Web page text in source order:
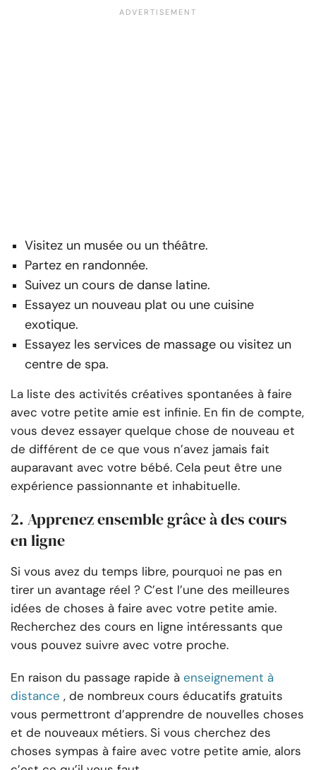
Visitez un musée ou un théâtre.
Partez en randonnée.
Suivez un cours de danse latine.
Essayez un nouveau plat ou une cuisine
exotique.
Essayez les services de massage ou visitez un
centre de spa.
La liste des activités créatives spontanées à faire
avec votre petite amie est infinie. En fin de compte,
vous devez essayer quelque chose de nouveau et
de différent de ce que vous n’avez jamais fait
auparavant avec votre bébé. Cela peut être une
expérience passionnante et inhabituelle.
2. Apprenez ensemble grâce à des cours
en ligne
Si vous avez du temps libre, pourquoi ne pas en
tirer un avantage réel ? C’est l’une des meilleures
idées de choses à faire avec votre petite amie.
Recherchez des cours en ligne intéressants que
vous pouvez suivre avec votre proche.
En raison du passage rapide à enseignement à
distance , de nombreux cours éducatifs gratuits
vous permettront d’apprendre de nouvelles choses
et de nouveaux métiers. Si vous cherchez des
choses sympas à faire avec votre petite amie, alors